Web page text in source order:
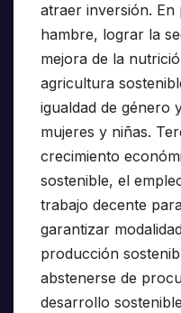
atraer inversión.
hambre, lograr la
mejora de la
agricultura
igualdad de género
mujeres y niñas.
crecimiento
sostenible, el
trabajo decente
garantizar
producción
abstenerse de
desarrollo